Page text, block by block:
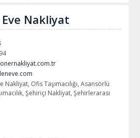
Nakliyat
Nakliyat, Ofis Taşımacılığı, Asansörlü
Şehiriçi Nakliyat, Şehirlerarası